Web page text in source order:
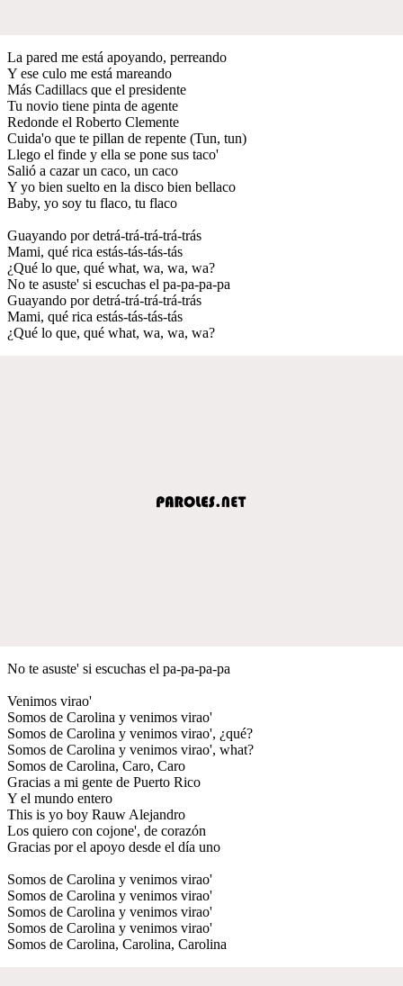
La pared me está apoyando, perreando
Y ese culo me está mareando
Más Cadillacs que el presidente
Tu novio tiene pinta de agente
Redonde el Roberto Clemente
Cuida'o que te pillan de repente (Tun, tun)
Llego el finde y ella se pone sus taco'
Salió a cazar un caco, un caco
Y yo bien suelto en la disco bien bellaco
Baby, yo soy tu flaco, tu flaco
Guayando por detrá-trá-trá-trá-trás
Mami, qué rica estás-tás-tás-tás
¿Qué lo que, qué what, wa, wa, wa?
No te asuste' si escuchas el pa-pa-pa-pa
Guayando por detrá-trá-trá-trá-trás
Mami, qué rica estás-tás-tás-tás
¿Qué lo que, qué what, wa, wa, wa?
No te asuste' si escuchas el pa-pa-pa-pa
Venimos virao'
Somos de Carolina y venimos virao'
Somos de Carolina y venimos virao', ¿qué?
Somos de Carolina y venimos virao', what?
Somos de Carolina, Caro, Caro
Gracias a mi gente de Puerto Rico
Y el mundo entero
This is yo boy Rauw Alejandro
Los quiero con cojone', de corazón
Gracias por el apoyo desde el día uno
Somos de Carolina y venimos virao'
Somos de Carolina y venimos virao'
Somos de Carolina y venimos virao'
Somos de Carolina y venimos virao'
Somos de Carolina, Carolina, Carolina